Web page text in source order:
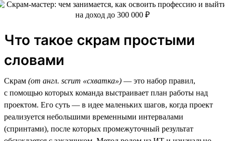
Что такое скрам простыми
словами
Скрам (от англ. scrum «схватка») — это набор правил,
с помощью которых команда выстраивает план работы над
проектом. Его суть — в идее маленьких шагов, когда проект
реализуется небольшими временными интервалами
(спринтами), после которых промежуточный результат